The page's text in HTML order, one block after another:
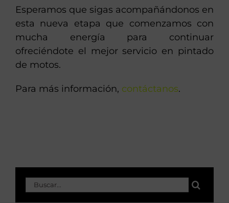
Esperamos que sigas acompañándonos en
esta nueva etapa que comenzamos con
mucha energía para continuar
ofreciéndote el mejor servicio en pintado
de motos.
Para más información, contáctanos.
Buscar: